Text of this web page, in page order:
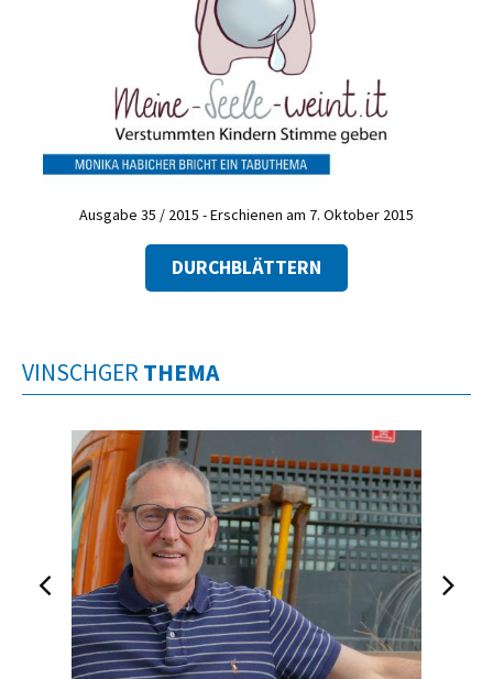
Ausgabe 35 / 2015 - Erschienen am 7. Oktober 2015
DURCHBLÄTTERN
VINSCHGER THEMA